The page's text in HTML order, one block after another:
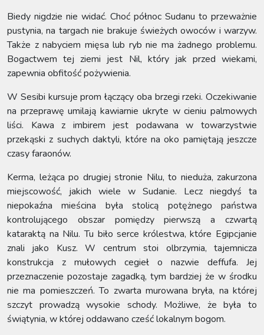
Biedy nigdzie nie widać. Choć północ Sudanu to przeważnie
pustynia, na targach nie brakuje świeżych owoców i warzyw.
Także z nabyciem mięsa lub ryb nie ma żadnego problemu.
Bogactwem tej ziemi jest Nil, który jak przed wiekami,
zapewnia obfitość pożywienia.
W Sesibi kursuje prom łączący oba brzegi rzeki. Oczekiwanie
na przeprawę umilają kawiarnie ukryte w cieniu palmowych
liści. Kawa z imbirem jest podawana w towarzystwie
przekąski z suchych daktyli, które na oko pamiętają jeszcze
czasy faraonów.
Kerma, leżąca po drugiej stronie Nilu, to nieduża, zakurzona
miejscowość, jakich wiele w Sudanie. Lecz niegdyś ta
niepokaźna mieścina była stolicą potężnego państwa
kontrolującego obszar pomiędzy pierwszą a czwartą
kataraktą na Nilu. Tu biło serce królestwa, które Egipcjanie
znali jako Kusz. W centrum stoi olbrzymia, tajemnicza
konstrukcja z mułowych cegieł o nazwie deffufa. Jej
przeznaczenie pozostaje zagadką, tym bardziej że w środku
nie ma pomieszczeń. To zwarta murowana bryła, na której
szczyt prowadzą wysokie schody. Możliwe, że była to
świątynia, w której oddawano cześć lokalnym bogom.